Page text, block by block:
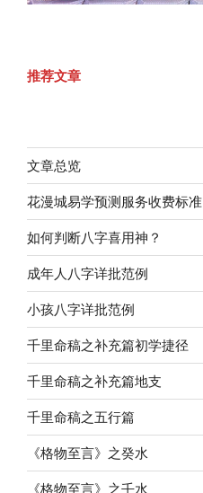
推荐文章
文章总览
花漫城易学预测服务收费标准
如何判断八字喜用神？
成年人八字详批范例
小孩八字详批范例
千里命稿之补充篇初学捷径
千里命稿之补充篇地支
千里命稿之五行篇
《格物至言》之癸水
《格物至言》之壬水